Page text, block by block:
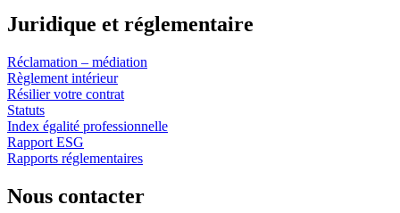
Juridique et réglementaire
Réclamation – médiation
Règlement intérieur
Résilier votre contrat
Statuts
Index égalité professionnelle
Rapport ESG
Rapports réglementaires
Nous contacter